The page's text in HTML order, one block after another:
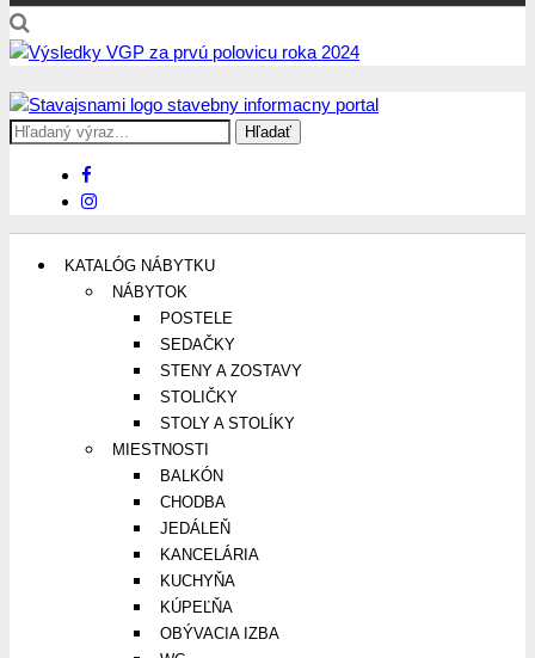
Stavajsnami.sk
Stavebníctvo, stavby, byty, domy a všetko o nich
Search
KATALÓG NÁBYTKU
NÁBYTOK
POSTELE
SEDAČKY
STENY A ZOSTAVY
STOLIČKY
STOLY A STOLÍKY
MIESTNOSTI
BALKÓN
CHODBA
JEDÁLEŇ
KANCELÁRIA
KUCHYŇA
KÚPEĽŇA
OBÝVACIA IZBA